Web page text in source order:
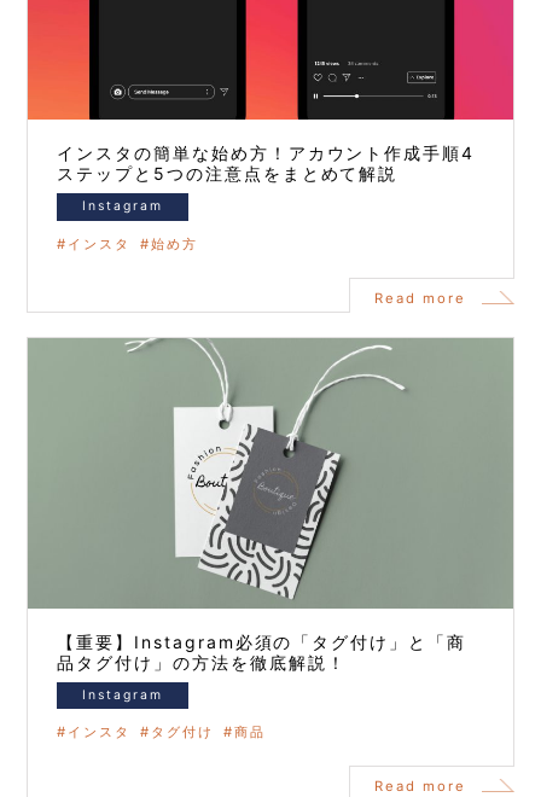
インスタの簡単な始め方！アカウント作成手順4
ステップと5つの注意点をまとめて解説
Instagram
インスタ 始め方
Read more
【重要】Instagram必須の「タグ付け」と「商
品タグ付け」の方法を徹底解説！
Instagram
インスタ タグ付け 商品
Read more